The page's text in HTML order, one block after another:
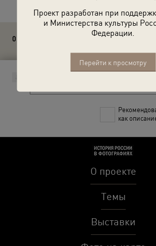
Проект разработан при
и Министерства культуры
Федерации.
Перейти к просмотру
0 комментариев
как
О проекте
Темы
Выставки